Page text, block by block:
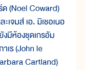
ด (Noel Coward)
เจมส์ เอ. มิเชอเนอ
มีห้องชุดเกรอัม
เร (John le
Cartland)